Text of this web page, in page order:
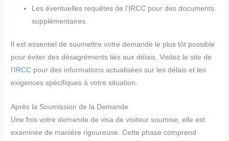
Les éventuelles requêtes de l’IRCC pour des documents
supplémentaires.
Il est essentiel de soumettre votre demande le plus tôt possible
pour éviter des désagréments liés aux délais. Visitez le site de
l’ IRCC pour des informations actualisées sur les délais et les
exigences spécifiques à votre situation.
Après la Soumission de la Demande
Une fois votre demande de visa de visiteur soumise, elle est
examinée de manière rigoureuse. Cette phase comprend